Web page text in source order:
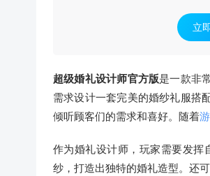
立
超级婚礼设计师官方版是一款非
需求设计一套完美的婚纱礼服搭
倾听顾客们的需求和喜好。随着
作为婚礼设计师，玩家需要发挥
纱，打造出独特的婚礼造型。还